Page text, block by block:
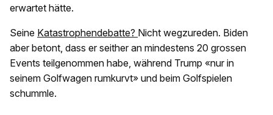
erwartet hätte.
Seine Katastrophendebatte? Nicht wegzureden. Biden
aber betont, dass er seither an mindestens 20 grossen
Events teilgenommen habe, während Trump «nur in
seinem Golfwagen rumkurvt» und beim Golfspielen
schummle.